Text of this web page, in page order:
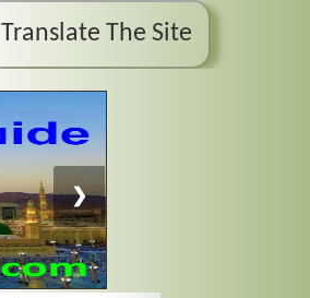
Translate The Site
❯